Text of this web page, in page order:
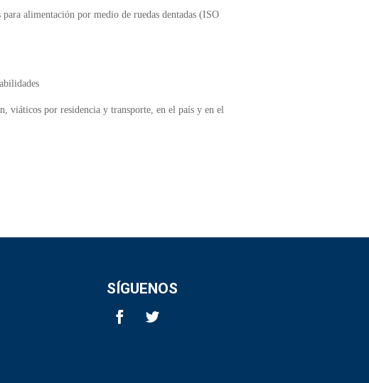
alimentación por medio de ruedas dentadas (ISO
viáticos por residencia y transporte, en el país y en el
SÍGUENOS